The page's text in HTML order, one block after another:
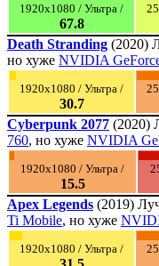
1920x1080 / Ультра /
67.8
Death Stranding (2020)
но хуже NVIDIA
1920x1080 / Ультра /
30.7
Cyberpunk 2077 (2020)
760, но хуже NVIDIA
1920x1080 / Ультра /
15.5
Apex Legends (2019)
Ti Mobile, но хуже
1920x1080 / Ультра /